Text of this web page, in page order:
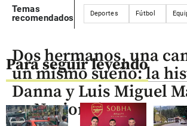
Temas
recomendados
Deportes Fútbol
Para seguir leyendo
Dos hermanos, una
un mismo sueño: la
Danna y Luis Miguel
en Nacional